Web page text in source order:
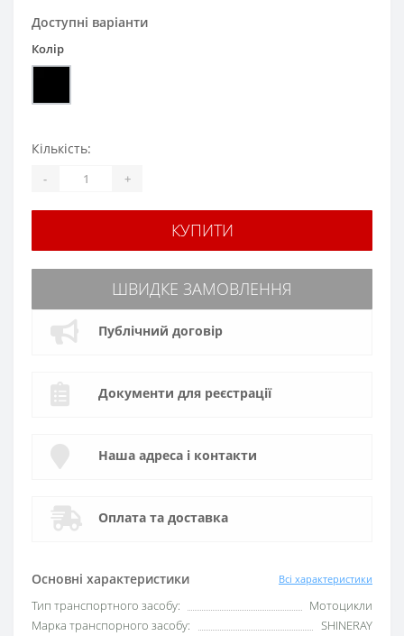
Основні характеристики Всі характеристики
Тип транспортного засобу:
Мотоцикли
Марка транспорного засобу:
SHINERAY
Доступні варіанти
Колір
Кількість:
- +
КУПИТИ
ШВИДКЕ ЗАМОВЛЕННЯ
Публічний договір
Документи для реєстрації
Наша адреса і контакти
Оплата та доставка